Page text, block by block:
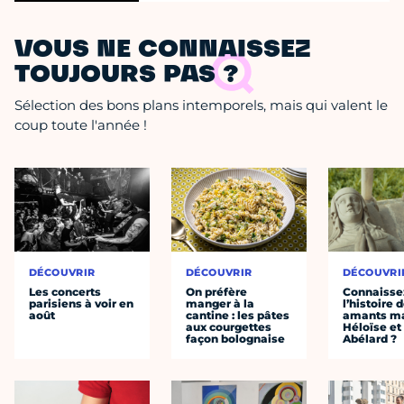
VOUS NE CONNAISSEZ
TOUJOURS PAS ?
Sélection des bons plans intemporels, mais qui valent le
coup toute l'année !
DÉCOUVRIR
Les concerts
parisiens à voir en
août
DÉCOUVRIR
On préfère
manger à la
cantine : les pâtes
aux courgettes
façon bolognaise
l’histoire
amants
Héloïse et
Abélard ?